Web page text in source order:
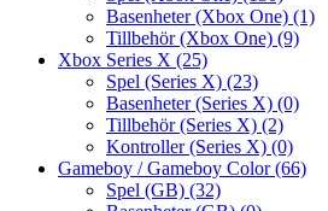
Basenheter (Xbox One) (1)
Tillbehör (Xbox One) (9)
Xbox Series X (25)
Spel (Series X) (23)
Basenheter (Series X) (0)
Tillbehör (Series X) (2)
Kontroller (Series X) (0)
Gameboy / Gameboy Color(66)
Spel (GB) (32)